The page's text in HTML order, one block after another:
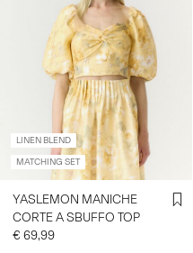
Buone offerte
High Summer
DOMANDE?
SIAMO
ITALIA
LINEN BLEND
MATCHING SET
YASLEMON MANICHE
CORTE A SBUFFO TOP
€ 69,99